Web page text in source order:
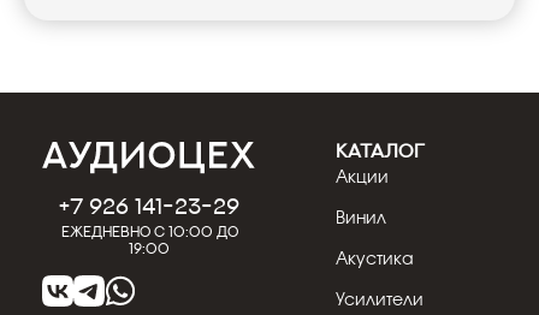
+7 926 141-23-29
Ежедневно с 10:00 до
19:00
КАТАЛОГ
Акции
Винил
Акустика
Усилители